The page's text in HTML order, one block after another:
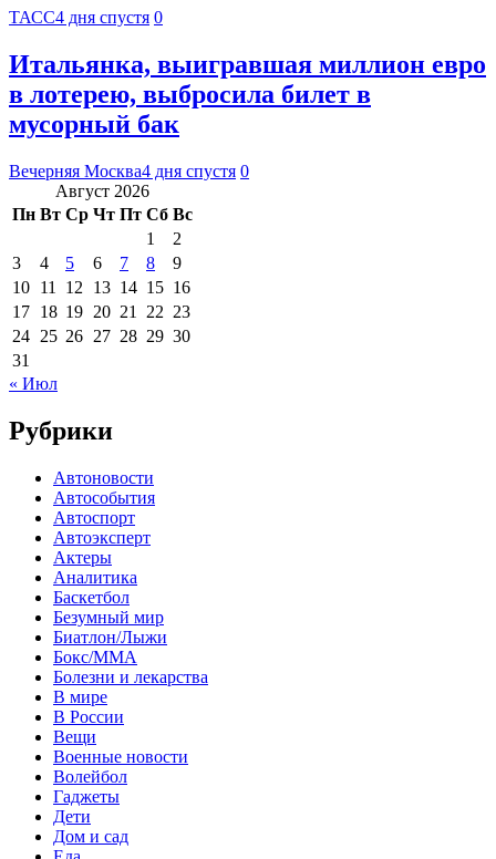
ТАСС4 дня спустя 0
Итальянка, выигравшая миллион евро
в лотерею, выбросила билет в
мусорный бак
Вечерняя Москва4 дня спустя 0
Август 2026
Пн Вт Ср Чт Пт Сб Вс
1
2
3
4 5 6 7 8
9
10 11 12 13 14 15 16
17 18 19 20 21 22 23
24 25 26 27 28 29 30
31
« Июл
Рубрики
Автоновости
Автособытия
Автоспорт
Автоэксперт
Актеры
Аналитика
Баскетбол
Безумный мир
Биатлон/Лыжи
Бокс/MMA
Болезни и лекарства
В мире
В России
Вещи
Военные новости
Волейбол
Гаджеты
Дети
Дом и сад